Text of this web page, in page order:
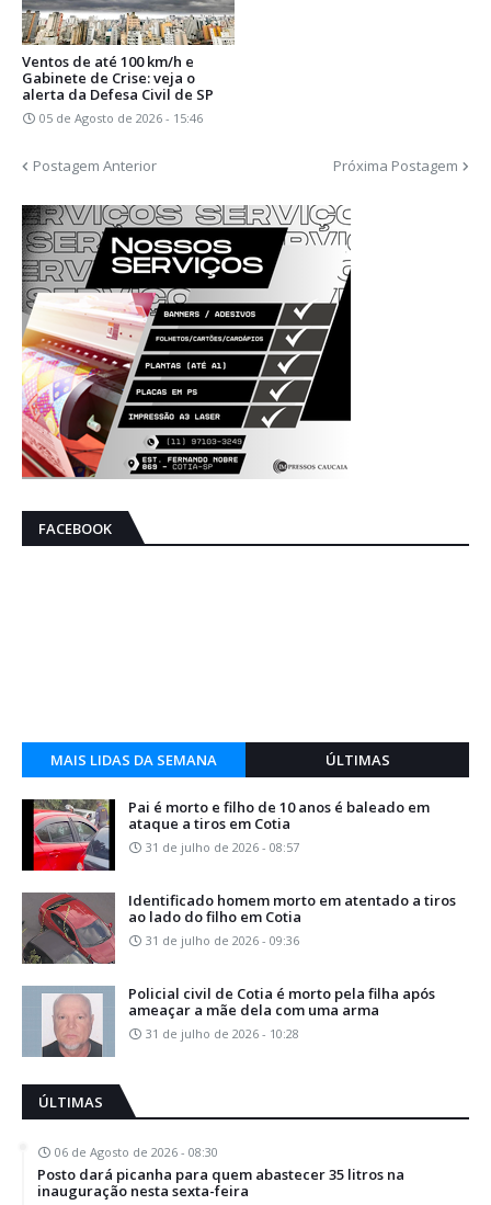
Ventos de até 100 km/h e
Gabinete de Crise: veja o
alerta da Defesa Civil de SP
05 de Agosto de 2026 - 15:46
Postagem Anterior Próxima Postagem
FACEBOOK
MAIS LIDAS DA SEMANA ÚLTIMAS
Pai é morto e filho de 10 anos é baleado em
ataque a tiros em Cotia
31 de julho de 2026 - 08:57
Identificado homem morto em atentado a tiros
ao lado do filho em Cotia
31 de julho de 2026 - 09:36
Policial civil de Cotia é morto pela filha após
ameaçar a mãe dela com uma arma
31 de julho de 2026 - 10:28
ÚLTIMAS
06 de Agosto de 2026 - 08:30
Posto dará picanha para quem abastecer 35 litros na
inauguração nesta sexta-feira